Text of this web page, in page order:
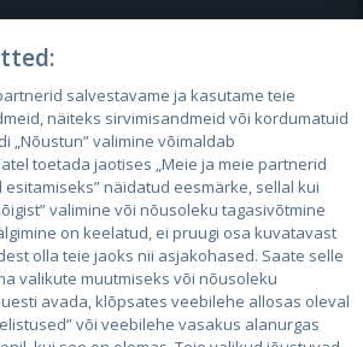
salvestavame ja kasutame teie
näiteks sirvimisandmeid või kordumatuid
„Nõustun” valimine võimaldab
toetada jaotises „Meie ja meie partnerid
näidatud eesmärke, sellal kui
valimine või nõusoleku tagasivõtmine
on keelatud, ei pruugi osa kuvatavast
olla teie jaoks nii asjakohased. Saate selle
valikute muutmiseks või nõusoleku
avada, klõpsates veebilehe allosas oleval
või veebilehe vasakus alanurgas